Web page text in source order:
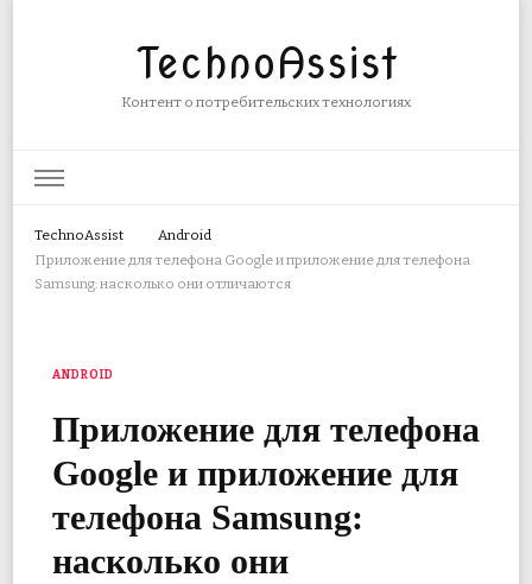
TechnoAssist
Контент о потребительских технологиях
TechnoAssist
Android
Приложение для телефона Google и приложение для телефона
Samsung: насколько они отличаются
ANDROID
Приложение для телефона
Google и приложение для
телефона Samsung:
насколько они